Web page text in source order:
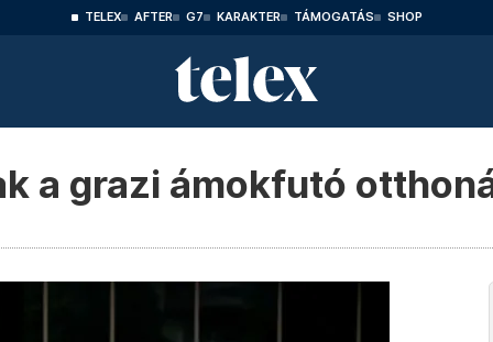
TELEX AFTER G7 KARAKTER TÁMOGATÁS SHOP
a grazi ámokfutó